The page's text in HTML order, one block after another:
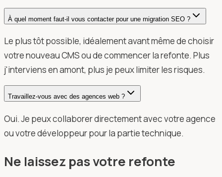
À quel moment faut-il vous contacter pour une migration SEO ?
Le plus tôt possible, idéalement avant même de choisir
votre nouveau CMS ou de commencer la refonte. Plus
j'interviens en amont, plus je peux limiter les risques.
Travaillez-vous avec des agences web ?
Oui. Je peux collaborer directement avec votre agence
ou votre développeur pour la partie technique.
Ne laissez pas votre refonte